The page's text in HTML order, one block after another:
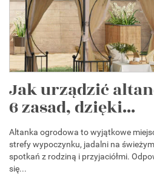
Jak urządzić
6 zasad, dzięki...
Altanka ogrodowa to wyjątkowe
strefy wypoczynku, jadalni na
spotkań z rodziną i przyjaciółmi.
się...